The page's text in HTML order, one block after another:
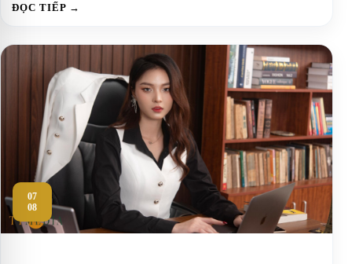
ĐỌC TIẾP →
07
08